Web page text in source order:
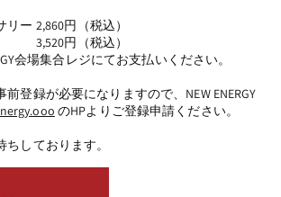
ー 2,860円（税込）
円（税込）
会場集合レジにてお支払いください。
登録が必要になりますので、NEW ENERGY
のHPよりご登録申請ください。
しております。